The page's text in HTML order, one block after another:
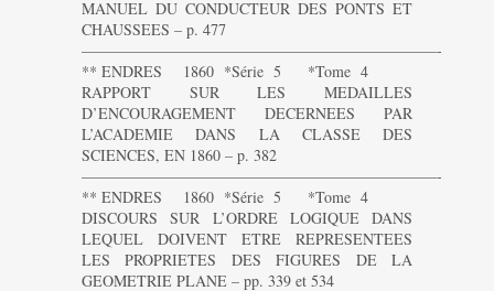
MANUEL DU CONDUCTEUR DES PONTS ET
CHAUSSEES – p. 477
———————————————————————-
** ENDRES 1860 *Série 5 *Tome 4
RAPPORT SUR LES MEDAILLES
D’ENCOURAGEMENT DECERNEES PAR
L’ACADEMIE DANS LA CLASSE DES
SCIENCES, EN 1860 – p. 382
———————————————————————-
** ENDRES 1860 *Série 5 *Tome 4
DISCOURS SUR L’ORDRE LOGIQUE DANS
LEQUEL DOIVENT ETRE REPRESENTEES
LES PROPRIETES DES FIGURES DE LA
GEOMETRIE PLANE – pp. 339 et 534